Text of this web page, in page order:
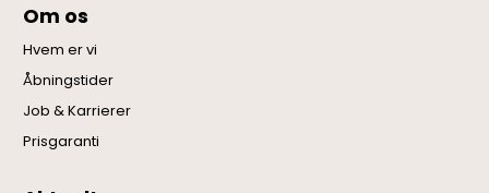
Om os
Hvem er vi
Åbningstider
Job & Karrierer
Prisgaranti